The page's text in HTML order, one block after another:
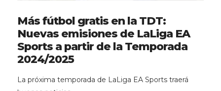
Más fútbol gratis en la TDT:
Nuevas emisiones de LaLiga EA
Sports a partir de la Temporada
2024/2025
La próxima temporada de LaLiga EA Sports traerá